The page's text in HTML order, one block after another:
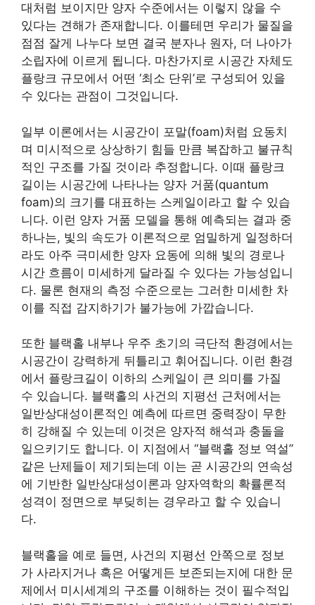
대처럼 보이지만 양자 수준에서는 이렇지 않을 수
있다는 견해가 존재합니다. 이를테면 우리가 물질을
점점 잘게 나누다 보면 결국 분자나 원자, 더 나아가
소립자에 이르게 됩니다. 마찬가지로 시공간 자체도
플랑크 규모에서 어떤 ‘최소 단위’로 구성되어 있을
수 있다는 관점이 그것입니다.
일부 이론에서는 시공간이 포말(foam)처럼 요동치
며 미시적으로 상상하기 힘들 만큼 복잡하고 불규칙
적인 구조를 가질 것이라 추정합니다. 이때 플랑크
길이는 시공간에 나타나는 양자 거품(quantum
foam)의 크기를 대표하는 스케일이라고 할 수 있습
니다. 이런 양자 거품 모델을 통해 예측되는 결과 중
하나는, 빛의 속도가 이론적으로 엄밀하게 일정하더
라도 아주 극미세한 양자 요동에 의해 빛의 경로나
시간 흐름이 미세하게 달라질 수 있다는 가능성입니
다. 물론 현재의 측정 수준으로는 그러한 미세한 차
이를 직접 감지하기가 불가능에 가깝습니다.
또한 블랙홀 내부나 우주 초기의 극단적 환경에서는
시공간이 강력하게 뒤틀리고 휘어집니다. 이런 환경
에서 플랑크길이 이하의 스케일이 큰 의미를 가질
수 있습니다. 블랙홀의 사건의 지평선 근처에서는
일반상대성이론적인 예측에 따르면 중력장이 무한
히 강해질 수 있는데 이것은 양자적 해석과 충돌을
일으키기도 합니다. 이 지점에서 “블랙홀 정보 역설”
같은 난제들이 제기되는데 이는 곧 시공간의 연속성
에 기반한 일반상대성이론과 양자역학의 확률론적
성격이 정면으로 부딪히는 경우라고 할 수 있습니
다.
블랙홀을 예로 들면, 사건의 지평선 안쪽으로 정보
가 사라지거나 혹은 어떻게든 보존되는지에 대한 문
제에서 미시세계의 구조를 이해하는 것이 필수적입